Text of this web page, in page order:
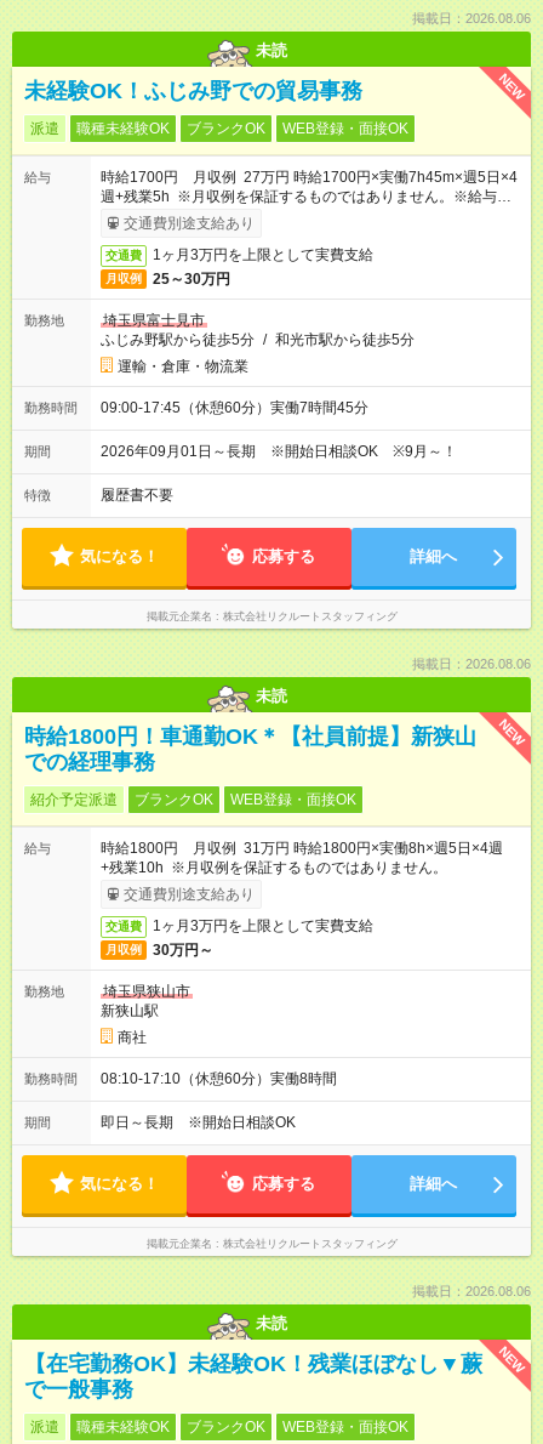
掲載日：2026.08.06
未読
NEW
未経験OK！ふじみ野での貿易事務
派遣 職種未経験OK ブランクOK WEB登録・面接OK
給与
時給1700円 月収例 27万円 時給1700円×実働7h45m×週5日×4
週+残業5h ※月収例を保証するものではありません。※給与即受
取りサービス利用可（利用条件有）
交通費別途支給あり
交通費 1ヶ月3万円を上限として実費支給
月収例 25～30万円
勤務地
埼玉県富士見市
ふじみ野駅から徒歩5分 / 和光市駅から徒歩5分
運輸・倉庫・物流業
勤務時間 09:00-17:45（休憩60分）実働7時間45分
期間 2026年09月01日～長期 ※開始日相談OK ※9月～！
特徴 履歴書不要
気になる！ 応募する 詳細へ
掲載元企業名 株式会社リクルートスタッフィング
掲載日：2026.08.06
未読
NEW
時給1800円！車通勤OK＊【社員前提】新狭山
での経理事務
紹介予定派遣 ブランクOK WEB登録・面接OK
給与
時給1800円 月収例 31万円 時給1800円×実働8h×週5日×4週
+残業10h ※月収例を保証するものではありません。
交通費別途支給あり
交通費 1ヶ月3万円を上限として実費支給
月収例 30万円～
勤務地
埼玉県狭山市
新狭山駅
商社
勤務時間 08:10-17:10（休憩60分）実働8時間
期間 即日～長期 ※開始日相談OK
気になる！ 応募する 詳細へ
掲載元企業名 株式会社リクルートスタッフィング
掲載日：2026.08.06
未読
NEW
【在宅勤務OK】未経験OK！残業ほぼなし▼蕨
で一般事務
派遣 職種未経験OK ブランクOK WEB登録・面接OK